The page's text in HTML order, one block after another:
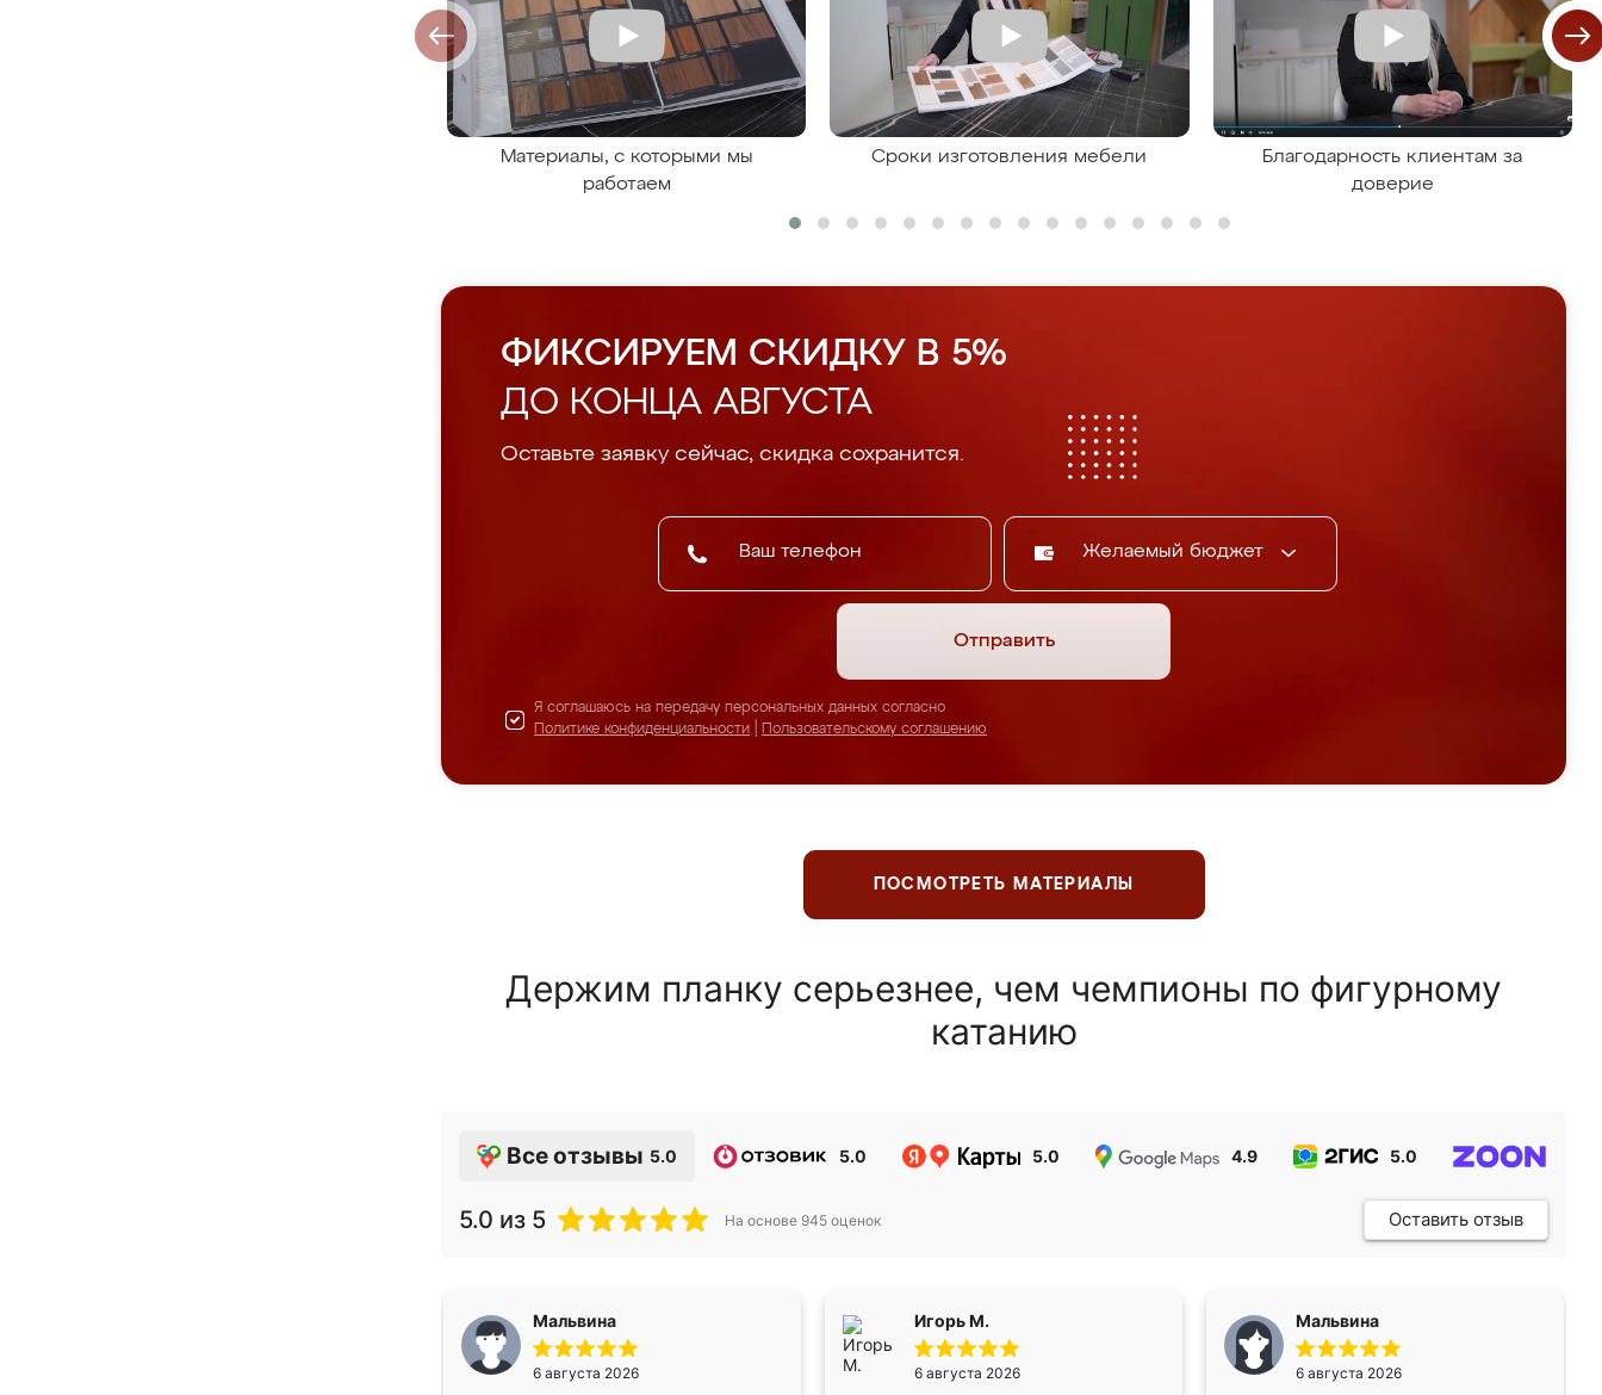
Материалы, с которыми мы
работаем
Сроки изготовления мебели
Благодарность клиентам за
доверие
ФИКСИРУЕМ СКИДКУ В 5%
ДО КОНЦА АВГУСТА
Оставьте заявку сейчас, скидка сохранится.
Желаемый бюджет
Отправить
Я соглашаюсь на передачу персональных данных согласно
Политике конфиденциальности
Пользовательскому соглашению
ПОСМОТРЕТЬ МАТЕРИАЛЫ
Держим планку серьезнее, чем чемпионы по фигурному
катанию
Все отзывы 5.0 5.0 5.0 4.9 5.0
5.0 из 5 На основе 945 оценок Оставить отзыв
Мальвина
6 августа 2026
Игорь М.
6 августа 2026
Мальвина
6 августа 2026